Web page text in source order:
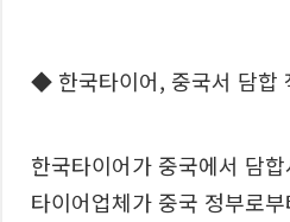
◆ 한국타이어, 중국서 담합
한국타이어가 중국에서 담
타이어업체가 중국 정부로